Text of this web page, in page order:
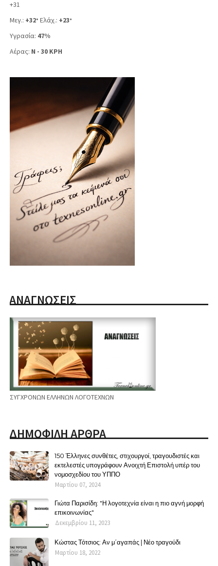
+31
Μεγ.: +32° Ελάχ.: +23°
Υγρασία: 47%
Αέρας: N - 30 KPH
ΑΝΑΓΝΩΣΕΙΣ
ΣΥΓΧΡΟΝΩΝ ΕΛΛΗΝΩΝ ΛΟΓΟΤΕΧΝΩΝ
ΔΗΜΟΦΙΛΗ ΑΡΘΡΑ
150 Έλληνες συνθέτες, στιχουργοί, τραγουδιστές και
εκτελεστές υπογράφουν Ανοιχτή Επιστολή υπέρ του
νομοσχεδίου του ΥΠΠΟ
Μαρτίου 07, 2024
Γιώτα Παρισίδη: "Η λογοτεχνία είναι η πιο αγνή μορφή
επικοινωνίας"
Δεκεμβρίου 11, 2023
Κώστας Τότσιος: Αν μ΄αγαπάς | Νέο τραγούδι
Μαρτίου 18, 2022